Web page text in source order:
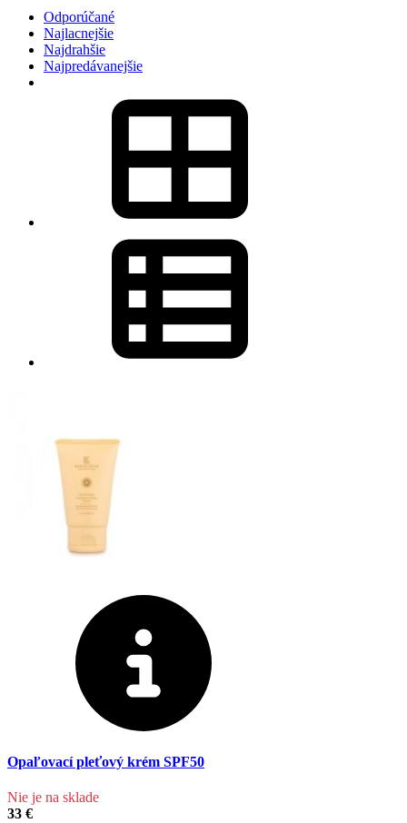
Odporúčané
Najlacnejšie
Najdrahšie
Najpredávanejšie
Opaľovací pleťový krém SPF50
Nie je na sklade
33 €